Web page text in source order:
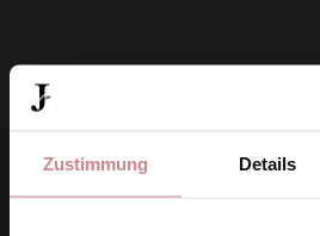
Zustimmung Details